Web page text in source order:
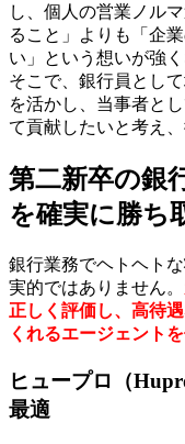
し、個人の営業ノル
ること」よりも「企
い」という想いが強
そこで、銀行員とし
を活かし、当事者と
て貢献したいと考え
第二新卒の銀
を確実に勝ち
銀行業務でヘトヘト
実的ではありません。
正しく評価し、高待
くれるエージェント
ヒュープロ（
最適